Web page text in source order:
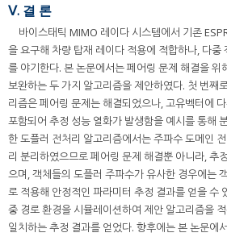
Ⅴ. 결 론
바이스태틱 MIMO 레이다 시스템에서 기존
을 요구해 차량 탑재 레이다 적용에 적합하나, 다중
를 야기한다. 본 논문에서는 페어링 문제 해결을 위
보완하는 두 가지 알고리즘을 제안하였다. 첫 번째
리즘은 페어링 문제는 해결되었으나, 고유벡터에
포함되어 추정 성능 열화가 발생함을 예시를 통해
한 도플러 전처리 알고리즘에서는 주파수 도메인
리 분리하였으므로 페어링 문제 해결뿐 아니라, 추
으며, 객체들의 도플러 주파수가 유사한 경우에는
로 적용해 안정적인 파라미터 추정 결과를 얻을 수
중 경로 환경을 시뮬레이션하여 제안 알고리즘을
일치하는 추정 결과를 얻었다. 향후에는 본 논문에